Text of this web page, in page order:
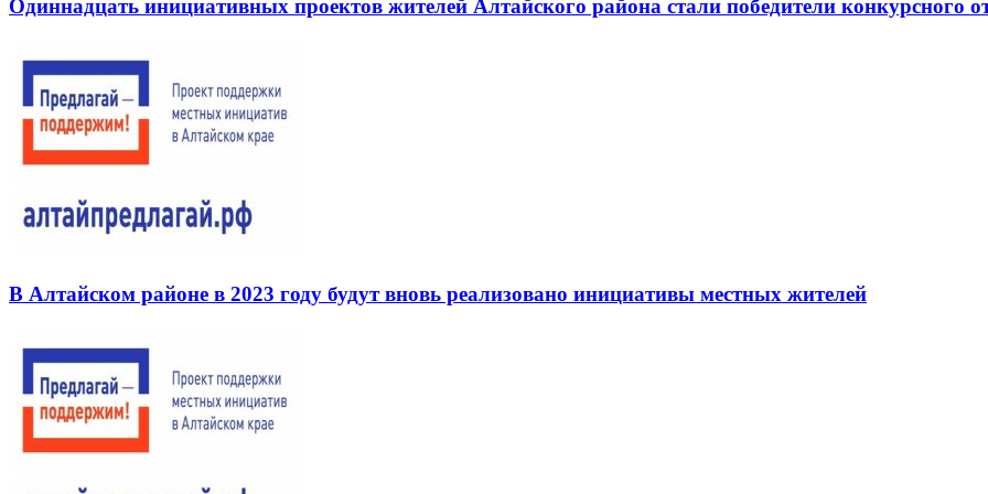
Одиннадцать инициативных проектов жителей Алтайского района стали победители конкурсного
В Алтайском районе в 2023 году будут вновь реализовано инициативы местных жителей